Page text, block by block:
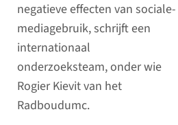
negatieve effecten van sociale-
mediagebruik, schrijft een
internationaal
onderzoeksteam, onder wie
Rogier Kievit van het
Radboudumc.